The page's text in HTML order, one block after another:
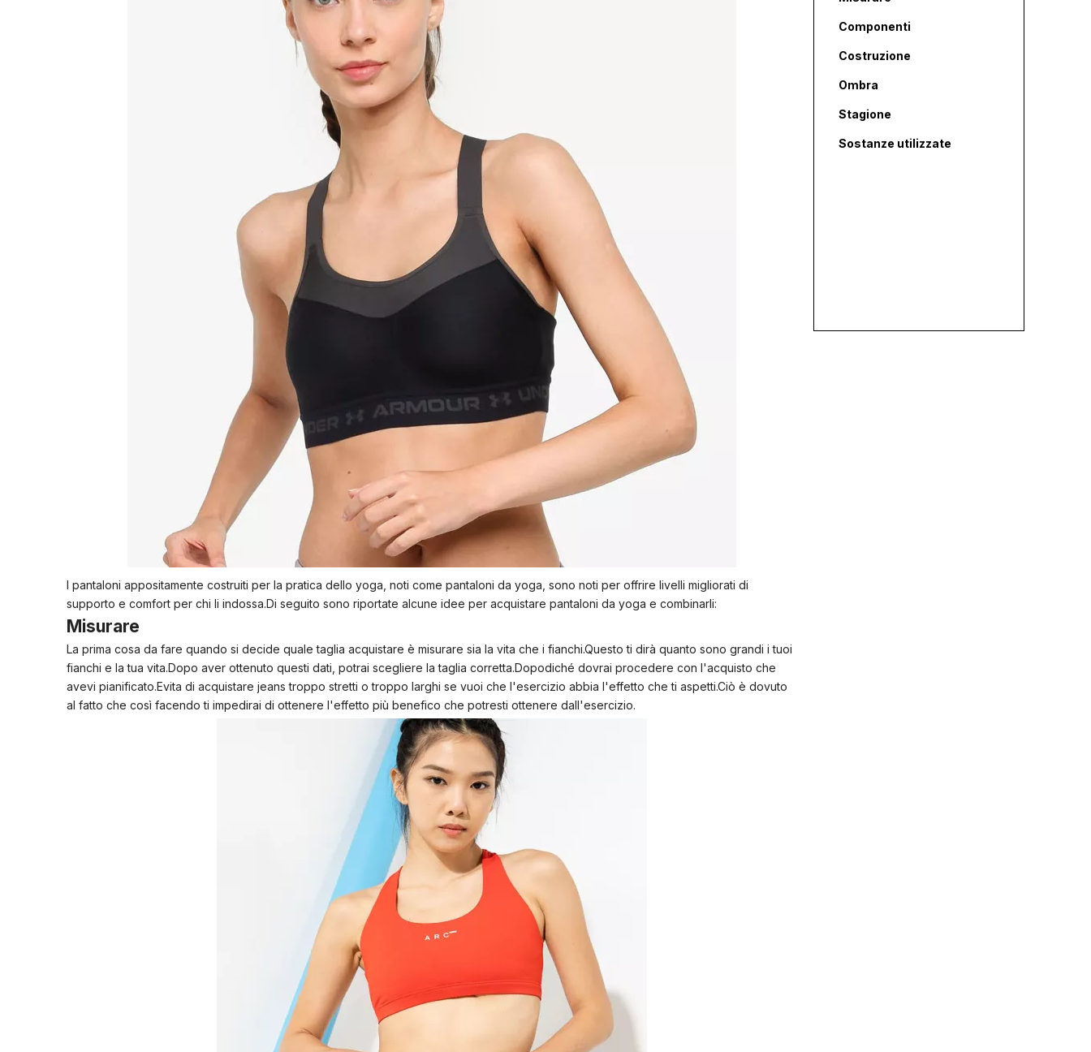
Costumi da bagno sportivi da uomo
Costumi da bagno per bambini
Reggiseno e mutandine da donna
Biancheria intima sexy
Conoscenza dei costumi da bagno da uomo
Conoscenza dei costumi da bagno per bambini
I pantaloni appositamente costruiti per la pratica dello yoga, noti come pantaloni da yoga, sono noti per offrire livelli migliorati di
supporto e comfort per chi li indossa.Di seguito sono riportate alcune idee per acquistare pantaloni da yoga e combinarli:
Misurare
La prima cosa da fare quando si decide quale taglia acquistare è misurare sia la vita che i fianchi.Questo ti dirà quanto sono grandi i tuoi
fianchi e la tua vita.Dopo aver ottenuto questi dati, potrai scegliere la taglia corretta.Dopodiché dovrai procedere con l'acquisto che
avevi pianificato.Evita di acquistare jeans troppo stretti o troppo larghi se vuoi che l'esercizio abbia l'effetto che ti aspetti.Ciò è dovuto
al fatto che così facendo ti impedirai di ottenere l'effetto più benefico che potresti ottenere dall'esercizio.
Componenti
Costruzione
Ombra
Stagione
Sostanze utilizzate